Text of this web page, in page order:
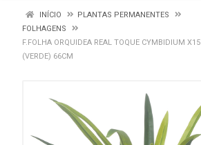
INÍCIO
PLANTAS PERMANENTES
FOLHAGENS
F.FOLHA ORQUIDEA REAL TOQUE CYMBIDIUM X15
(VERDE) 66CM